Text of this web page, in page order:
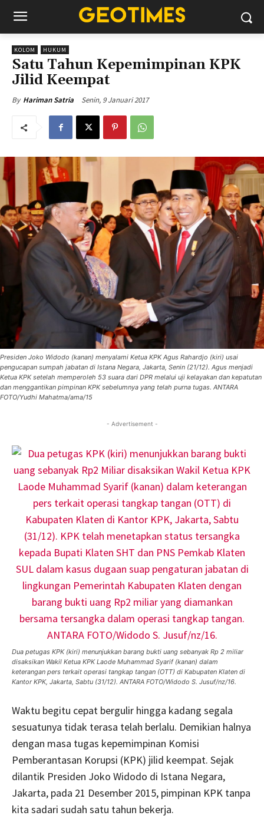
KOLOM HUKUM
Satu Tahun Kepemimpinan KPK
Jilid Keempat
By Hariman Satria Senin, 9 Januari 2017
Presiden Joko Widodo (kanan) menyalami Ketua KPK Agus Rahardjo (kiri) usai
pengucapan sumpah jabatan di Istana Negara, Jakarta, Senin (21/12). Agus menjadi
Ketua KPK setelah memperoleh 53 suara dari DPR melalui uji kelayakan dan kepatutan
dan menggantikan pimpinan KPK sebelumnya yang telah purna tugas. ANTARA
FOTO/Yudhi Mahatma/ama/15
- Advertisement -
Dua petugas KPK (kiri) menunjukkan barang bukti uang sebanyak Rp 2 miliar
disaksikan Wakil Ketua KPK Laode Muhammad Syarif (kanan) dalam
keterangan pers terkait operasi tangkap tangan (OTT) di Kabupaten Klaten di
Kantor KPK, Jakarta, Sabtu (31/12). ANTARA FOTO/Widodo S. Jusuf/nz/16.
Waktu begitu cepat bergulir hingga kadang segala
sesuatunya tidak terasa telah berlalu. Demikian halnya
dengan masa tugas kepemimpinan Komisi
Pemberantasan Korupsi (KPK) jilid keempat. Sejak
dilantik Presiden Joko Widodo di Istana Negara,
Jakarta, pada 21 Desember 2015, pimpinan KPK tanpa
kita sadari sudah satu tahun bekerja.